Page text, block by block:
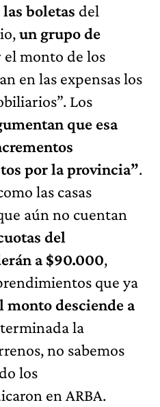
boletas del
un grupo de
el monto de los
en las expensas los
Los
que esa
por la provincia”.
las casas
aún no cuentan
del
a $90.000,
que ya
monto desciende a
la
no sabemos
los
en ARBA.